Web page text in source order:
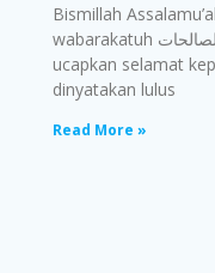
Bismillah
wabarakatuh الحمد لله الذي بنعمته تتم الصالحات Kami
ucapkan selamat
dinyatakan lulus
Read More »